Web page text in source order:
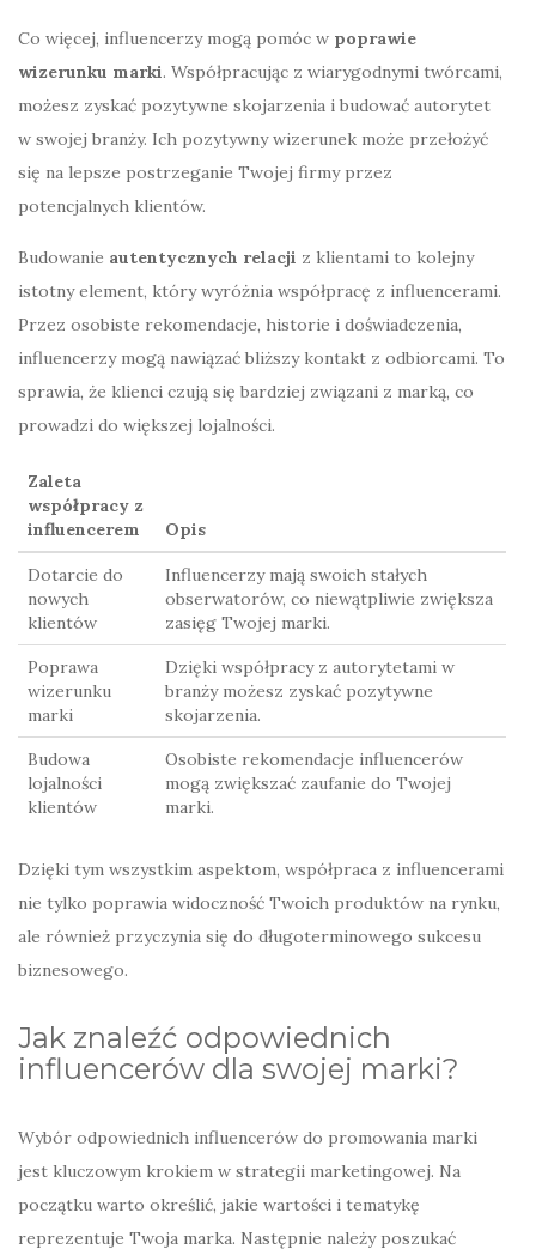
Co więcej, influencerzy mogą pomóc w poprawie
wizerunku marki. Współpracując z wiarygodnymi twórcami,
możesz zyskać pozytywne skojarzenia i budować autorytet
w swojej branży. Ich pozytywny wizerunek może przełożyć
się na lepsze postrzeganie Twojej firmy przez
potencjalnych klientów.
Budowanie autentycznych relacji z klientami to kolejny
istotny element, który wyróżnia współpracę z influencerami.
Przez osobiste rekomendacje, historie i doświadczenia,
influencerzy mogą nawiązać bliższy kontakt z odbiorcami. To
sprawia, że klienci czują się bardziej związani z marką, co
prowadzi do większej lojalności.
Zaleta
współpracy z
influencerem
Opis
Dotarcie do
nowych
klientów
Influencerzy mają swoich stałych
obserwatorów, co niewątpliwie zwiększa
zasięg Twojej marki.
Poprawa
wizerunku
marki
Dzięki współpracy z autorytetami w
branży możesz zyskać pozytywne
skojarzenia.
Budowa
lojalności
klientów
Osobiste rekomendacje influencerów
mogą zwiększać zaufanie do Twojej
marki.
Dzięki tym wszystkim aspektom, współpraca z influencerami
nie tylko poprawia widoczność Twoich produktów na rynku,
ale również przyczynia się do długoterminowego sukcesu
biznesowego.
Jak znaleźć odpowiednich
influencerów dla swojej marki?
Wybór odpowiednich influencerów do promowania marki
jest kluczowym krokiem w strategii marketingowej. Na
początku warto określić, jakie wartości i tematykę
reprezentuje Twoja marka. Następnie należy poszukać